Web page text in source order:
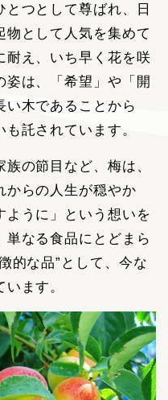
つとして尊ばれ、日
として人気を集めて
耐え、いち早く花を咲
は、「希望」や「開
い木であることから
も託されています。
の節目など、梅は、
からの人生が穏やか
ように」という想いを
なる食品にとどまら
的な品”として、今な
ます。